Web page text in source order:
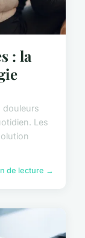
: la
douleurs
Les
de lecture →